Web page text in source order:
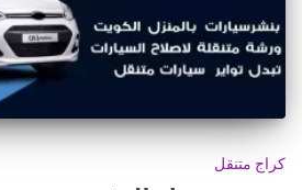
كراج متنقل